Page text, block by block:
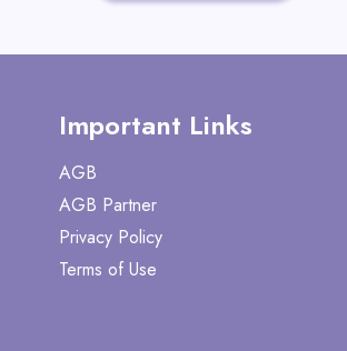
Important Links
AGB
AGB Partner
Privacy Policy
Terms of Use